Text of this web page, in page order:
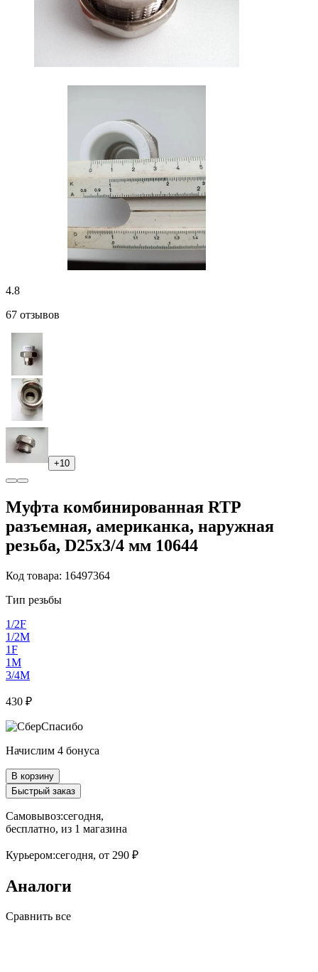
4.8
67 отзывов
+10
Муфта комбинированная RTP
разъемная, американка, наружная
резьба, D25х3/4 мм 10644
Код товара: 16497364
Тип резьбы
1/2F
1/2M
1F
1M
3/4M
430 ₽
Начислим 4 бонуса
В корзину
Быстрый заказ
Самовывоз:сегодня,
бесплатно, из 1 магазина
Курьером:сегодня, от 290 ₽
Аналоги
Сравнить все